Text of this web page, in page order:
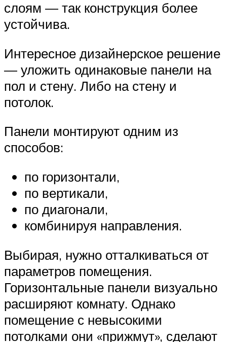
слоям — так конструкция более
устойчива.
Интересное дизайнерское решение
— уложить одинаковые панели на
пол и стену. Либо на стену и
потолок.
Панели монтируют одним из
способов:
по горизонтали,
по вертикали,
по диагонали,
комбинируя направления.
Выбирая, нужно отталкиваться от
параметров помещения.
Горизонтальные панели визуально
расширяют комнату. Однако
помещение с невысокими
потолками они «прижмут», сделают